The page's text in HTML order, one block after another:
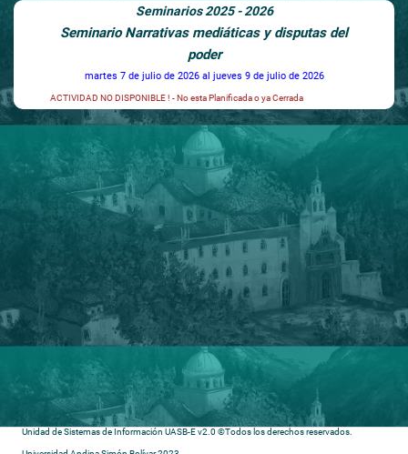
Seminarios 2025 - 2026
Seminario Narrativas mediáticas y disputas del
poder
martes 7 de julio de 2026al jueves 9 de julio de 2026
ACTIVIDAD NO DISPONIBLE ! - No esta Planificada o ya Cerrada
Unidad de Sistemas de Información UASB-E v2.0 ©Todos los derechos reservados.